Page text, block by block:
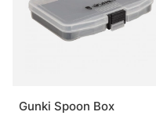
Gunki Spoon Box